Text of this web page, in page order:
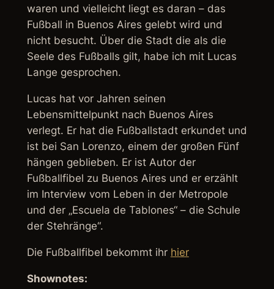
waren und vielleicht liegt es daran – das
Fußball in Buenos Aires gelebt wird und
nicht besucht. Über die Stadt die als die
Seele des Fußballs gilt, habe ich mit Lucas
Lange gesprochen.
Lucas hat vor Jahren seinen
Lebensmittelpunkt nach Buenos Aires
verlegt. Er hat die Fußballstadt erkundet und
ist bei San Lorenzo, einem der großen Fünf
hängen geblieben. Er ist Autor der
Fußballfibel zu Buenos Aires und er erzählt
im Interview vom Leben in der Metropole
und der „Escuela de Tablones“ – die Schule
der Stehränge“.
Die Fußballfibel bekommt ihr hier
Shownotes: